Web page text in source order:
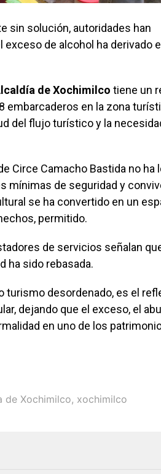
sin solución, autoridades han
de alcohol ha derivado
de Xochimilco tiene un
embarcaderos en la zona
del flujo turístico y la
Circe Camacho Bastida no ha
mínimas de seguridad y
se ha convertido en un
permitido.
de servicios señalan
ha sido rebasada.
turismo desordenado, es el
dejando que el exceso, el
en uno de los
de Xochimilco, xochimilco